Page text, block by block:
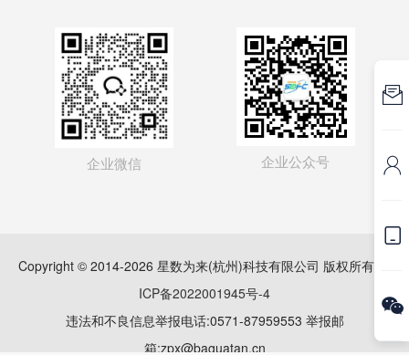
企业微信 企业公众号
Copyright © 2014-2026 星数为来(杭州)科技有限公司 版权所有
ICP备2022001945号-4
违法和不良信息举报电话:0571-87959553 举报邮
箱:zpx@baguatan.cn



